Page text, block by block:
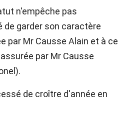
n'empêche pas
de garder son caractère
par Mr Causse Alain et à ce
par Mr Causse
de croître d'année en